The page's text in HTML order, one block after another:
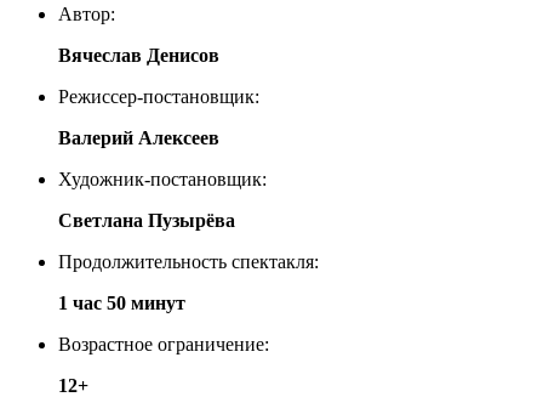
Автор:
Вячеслав Денисов
Режиссер-постановщик:
Валерий Алексеев
Художник-постановщик:
Светлана Пузырёва
Продолжительность спектакля:
1 час 50 минут
Возрастное ограничение:
12+